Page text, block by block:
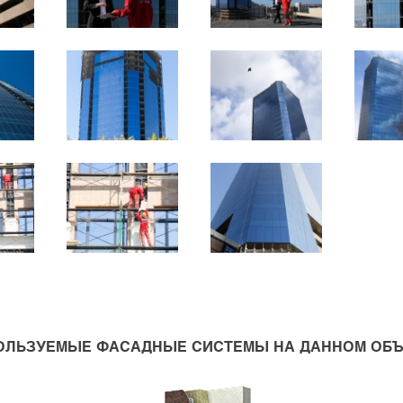
ФАСАДНЫЕ СИСТЕМЫ НА ДАННОМ